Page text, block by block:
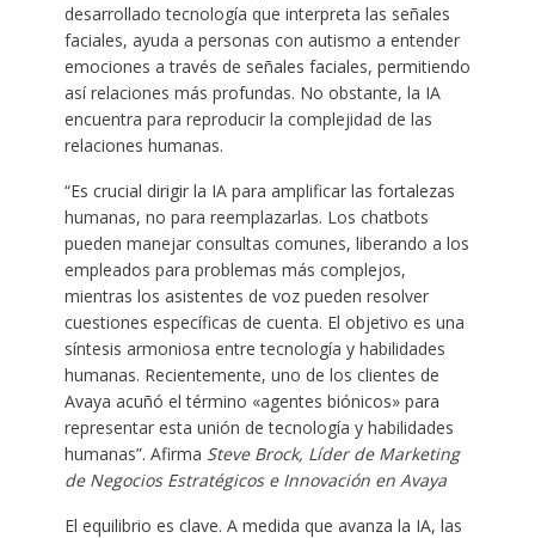
desarrollado tecnología que interpreta las señales
faciales, ayuda a personas con autismo a entender
emociones a través de señales faciales, permitiendo
así relaciones más profundas. No obstante, la IA
encuentra para reproducir la complejidad de las
relaciones humanas.
“Es crucial dirigir la IA para amplificar las fortalezas
humanas, no para reemplazarlas. Los chatbots
pueden manejar consultas comunes, liberando a los
empleados para problemas más complejos,
mientras los asistentes de voz pueden resolver
cuestiones específicas de cuenta. El objetivo es una
síntesis armoniosa entre tecnología y habilidades
humanas. Recientemente, uno de los clientes de
Avaya acuñó el término «agentes biónicos» para
representar esta unión de tecnología y habilidades
humanas”. Afirma Steve Brock, Líder de Marketing
de Negocios Estratégicos e Innovación en Avaya
El equilibrio es clave. A medida que avanza la IA, las